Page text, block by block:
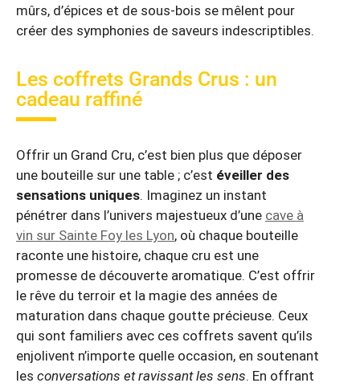
mûrs, d’épices et de sous-bois se mêlent pour
créer des symphonies de saveurs indescriptibles.
Les coffrets Grands Crus : un
cadeau raffiné
Offrir un Grand Cru, c’est bien plus que déposer
une bouteille sur une table ; c’est éveiller des
sensations uniques. Imaginez un instant
pénétrer dans l’univers majestueux d’une cave à
vin sur Sainte Foy les Lyon, où chaque bouteille
raconte une histoire, chaque cru est une
promesse de découverte aromatique. C’est offrir
le rêve du terroir et la magie des années de
maturation dans chaque goutte précieuse. Ceux
qui sont familiers avec ces coffrets savent qu’ils
enjolivent n’importe quelle occasion, en soutenant
les conversations et ravissant les sens. En offrant